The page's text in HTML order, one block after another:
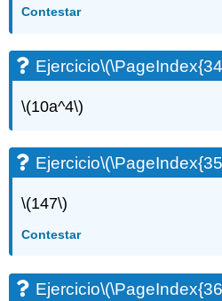
Ejercicio\
Ejercicio\
(\PageIndex{108}\)
(\PageIndex{109}\)
(\PageIndex{110}\)
Ejercicio\
Ejercicio\
Ejercicio\
Contestar
Ejercicio
\(10a^4\)
Ejercicio
\(147\)
Contestar
Ejercicio